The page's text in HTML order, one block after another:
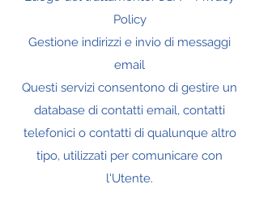
Policy
Gestione indirizzi e invio di messaggi
email
Questi servizi consentono di gestire un
database di contatti email, contatti
telefonici o contatti di qualunque altro
tipo, utilizzati per comunicare con
l'Utente.